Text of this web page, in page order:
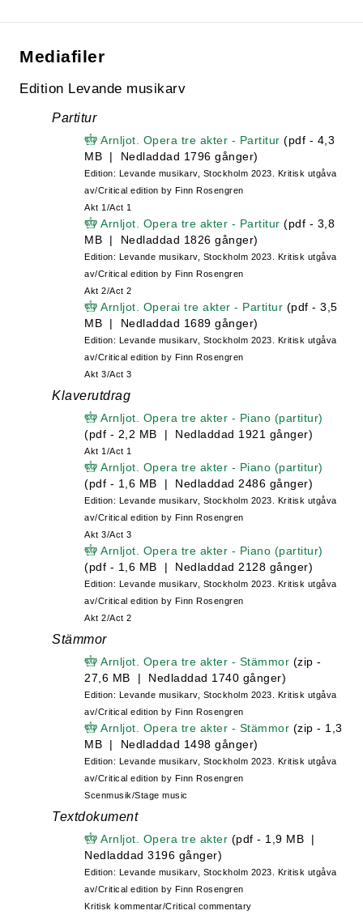
Mediafiler
Edition Levande musikarv
Partitur
Arnljot. Opera tre akter - Partitur (pdf - 4,3
MB | Nedladdad 1796 gånger)
Edition: Levande musikarv, Stockholm 2023. Kritisk utgåva
av/Critical edition by Finn Rosengren
Akt 1/Act 1
Arnljot. Opera tre akter - Partitur (pdf - 3,8
MB | Nedladdad 1826 gånger)
Edition: Levande musikarv, Stockholm 2023. Kritisk utgåva
av/Critical edition by Finn Rosengren
Akt 2/Act 2
Arnljot. Operai tre akter - Partitur (pdf - 3,5
MB | Nedladdad 1689 gånger)
Edition: Levande musikarv, Stockholm 2023. Kritisk utgåva
av/Critical edition by Finn Rosengren
Akt 3/Act 3
Klaverutdrag
Arnljot. Opera tre akter - Piano (partitur)
(pdf - 2,2 MB | Nedladdad 1921 gånger)
Akt 1/Act 1
Arnljot. Opera tre akter - Piano (partitur)
(pdf - 1,6 MB | Nedladdad 2486 gånger)
Edition: Levande musikarv, Stockholm 2023. Kritisk utgåva
av/Critical edition by Finn Rosengren
Akt 3/Act 3
Arnljot. Opera tre akter - Piano (partitur)
(pdf - 1,6 MB | Nedladdad 2128 gånger)
Edition: Levande musikarv, Stockholm 2023. Kritisk utgåva
av/Critical edition by Finn Rosengren
Akt 2/Act 2
Stämmor
Arnljot. Opera tre akter - Stämmor (zip -
27,6 MB | Nedladdad 1740 gånger)
Edition: Levande musikarv, Stockholm 2023. Kritisk utgåva
av/Critical edition by Finn Rosengren
Arnljot. Opera tre akter - Stämmor (zip - 1,3
MB | Nedladdad 1498 gånger)
Edition: Levande musikarv, Stockholm 2023. Kritisk utgåva
av/Critical edition by Finn Rosengren
Scenmusik/Stage music
Textdokument
Arnljot. Opera tre akter (pdf - 1,9 MB |
Nedladdad 3196 gånger)
Edition: Levande musikarv, Stockholm 2023. Kritisk utgåva
av/Critical edition by Finn Rosengren
Kritisk kommentar/Critical commentary